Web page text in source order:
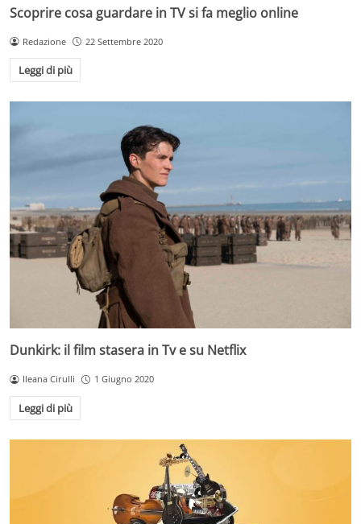
Scoprire cosa guardare in TV si fa meglio online
Redazione 22 Settembre 2020
Leggi di più
Dunkirk: il film stasera in Tv e su Netflix
Ileana Cirulli 1 Giugno 2020
Leggi di più